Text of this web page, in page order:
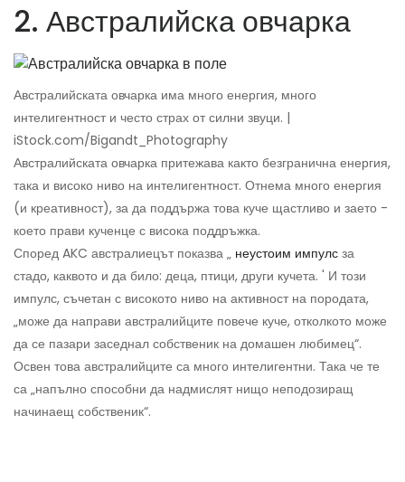
2. Австралийска овчарка
Австралийската овчарка има много енергия, много
интелигентност и често страх от силни звуци. |
iStock.com/Bigandt_Photography
Австралийската овчарка притежава както безгранична енергия,
така и високо ниво на интелигентност. Отнема много енергия
(и креативност), за да поддържа това куче щастливо и заето -
което прави кученце с висока поддръжка.
Според AKC австралиецът показва „ неустоим импулс за
стадо, каквото и да било: деца, птици, други кучета. ' И този
импулс, съчетан с високото ниво на активност на породата,
„може да направи австралийците повече куче, отколкото може
да се пазари заседнал собственик на домашен любимец“.
Освен това австралийците са много интелигентни. Така че те
са „напълно способни да надмислят нищо неподозиращ
начинаещ собственик“.